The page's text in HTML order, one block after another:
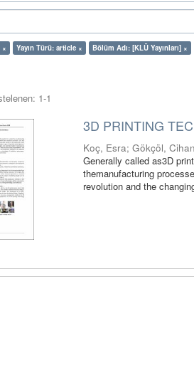
× Yayın Türü: article × Bölüm Adı: [KLÜ Yayınları] ×
1-1
3D PRINTING
Koç, Esra;Gökçöl, Cihan
Generally called as3D
themanufacturing
revolution and the